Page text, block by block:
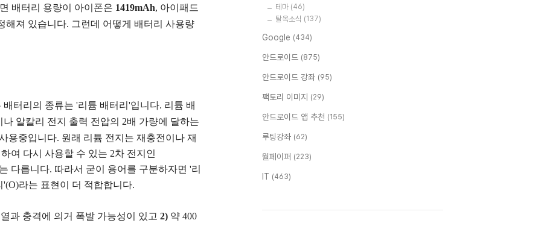
배터리 용량이 아이폰은 1419mAh, 아이패드
해져 있습니다. 그런데 어떻게 배터리 사용량
터리의 종류는 '리튬 배터리'입니다. 리튬 배
나 알칼리 전지 출력 전압의 2배 가량에 달하는
용중입니다. 원래 리튬 전지는 재충전이나 재
여 다시 사용할 수 있는 2차 전지인
다릅니다. 따라서 굳이 용어를 구분하자면 '리
라는 표현이 더 적합합니다.
과 충격에 의거 폭발 가능성이 있고 2) 약 400
테마 (46)
탈옥소식 (137)
Google (434)
안드로이드 (875)
안드로이드 강좌 (95)
팩토리 이미지 (29)
안드로이드 앱 추천 (155)
루팅강좌 (62)
월페이퍼 (223)
IT (463)